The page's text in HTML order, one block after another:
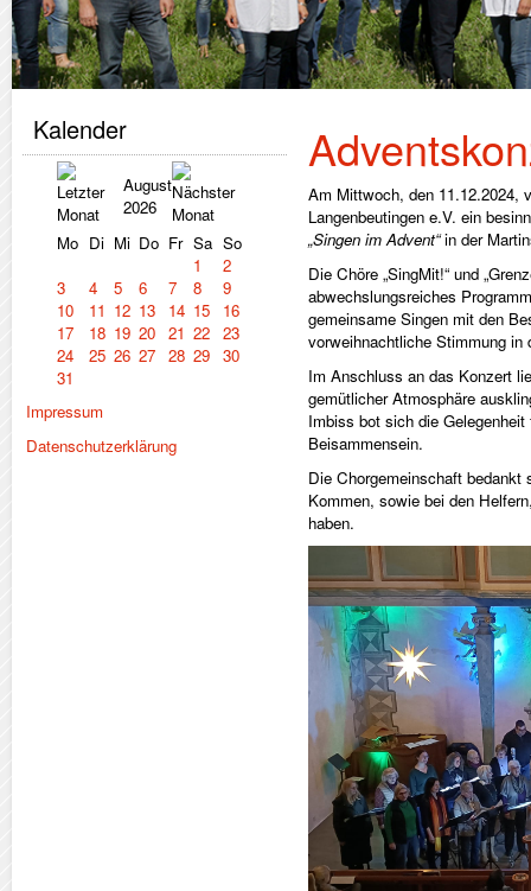
Kalender
August
2026
Mo Di Mi Do Fr Sa So
1
2
3
4 5 6 7 8
9
10
11 12 13 14 15
16
17
18 19 20 21 22
23
24
25 26 27 28 29
30
31
Impressum
Datenschutzerklärung
Am Mittwoch, den 11.12.2024,
Langenbeutingen e.V. ein
„Singen im Advent“in der
Die Chöre „SingMit!“ und
abwechslungsreiches
gemeinsame Singen mit den
vorweihnachtliche Stimmung in
Im Anschluss an das Konzert
gemütlicher Atmosphäre
Imbiss bot sich die
Beisammensein.
Die Chorgemeinschaft bedankt
Kommen, sowie bei den
haben.